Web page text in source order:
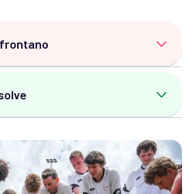
e sollecito dei pagamenti.
tra impianti e apportare
minuto.
conformità:Soddisfare i
automatizzati:
di lavoro e riscuoti le quote
riducendo l'amministrazione